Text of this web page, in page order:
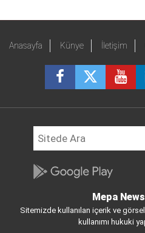
Anasayfa Künye İletişim
Mepa News
Sitemizde kullanılan içerik ve
kullanımı hukuki